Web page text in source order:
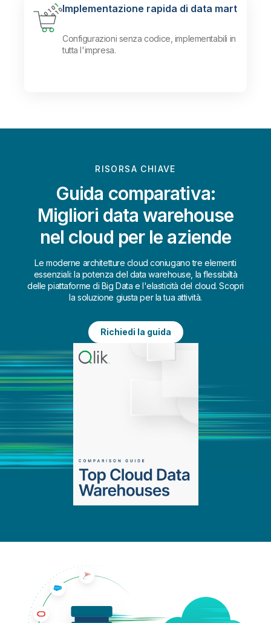
Implementazione rapida di data mart
Configurazioni senza codice, implementabili in
tutta l'impresa.
RISORSA CHIAVE
Guida comparativa:
Migliori data warehouse
nel cloud per le aziende
Le moderne architetture cloud coniugano tre elementi
essenziali: la potenza del data warehouse, la flessibiltà
delle piattaforme di Big Data e l'elasticità del cloud. Scopri
la soluzione giusta per la tua attività.
Richiedi la guida